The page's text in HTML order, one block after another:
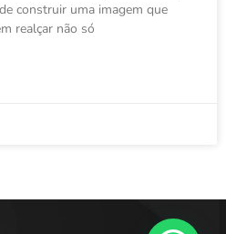
construir uma imagem que
realçar não só